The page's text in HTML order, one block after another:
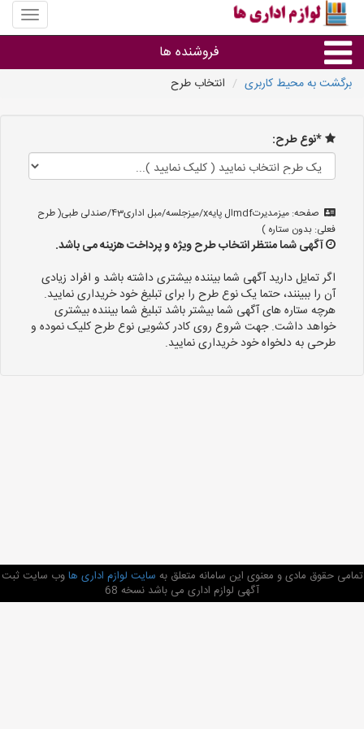
منوی
سایت
اداری
فروشنده ها
استان ها
برگشت به محیط کاربری انتخاب طرح
*نوع طرح:
صفحه: میزمدیرتmdfال پایهx/میزجلسه/مبل اداری43/صندلی طبی( طرح
فعلی: بدون ستاره )
آگهی شما منتظر انتخاب طرح ویژه و پرداخت هزینه می باشد.
اگر تمایل دارید آگهی شما بیننده بیشتری داشته باشد و افراد زیادی
آن را ببینند، حتما یک نوع طرح را برای تبلیغ خود خریداری نمایید.
هرچه ستاره های آگهی شما بیشتر باشد تبلیغ شما بیننده بیشتری
خواهد داشت. جهت شروع روی کادر کشویی نوع طرح کلیک نموده و
طرحی به دلخواه خود خریداری نمایید.
تمامی حقوق مادی و معنوی این سامانه متعلق به سایت لوازم اداری هاوب سایت ثبت
آگهی لوازم اداری می باشد نسخه 68